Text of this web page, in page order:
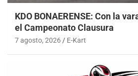
KDO BONAERENSE: Con la
el Campeonato Clausura
7 agosto, 2026 E-Kart